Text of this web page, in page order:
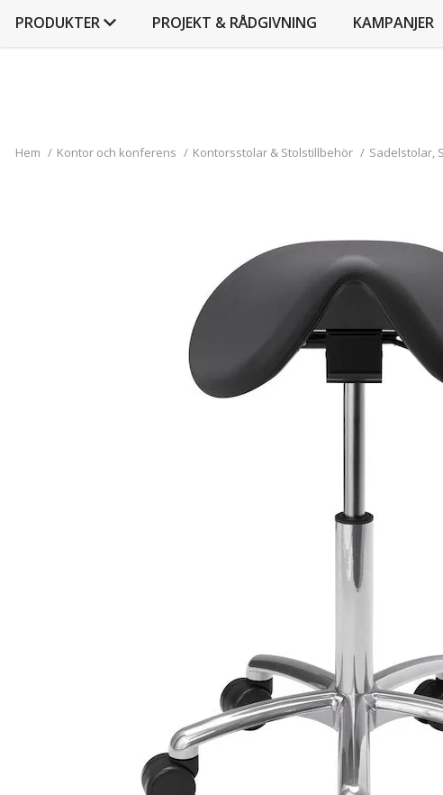
PRODUKTER PROJEKT & RÅDGIVNING KAMPANJER
Hem / Kontor och konferens / Kontorsstolar & Stolstillbehör / Sadelstolar,